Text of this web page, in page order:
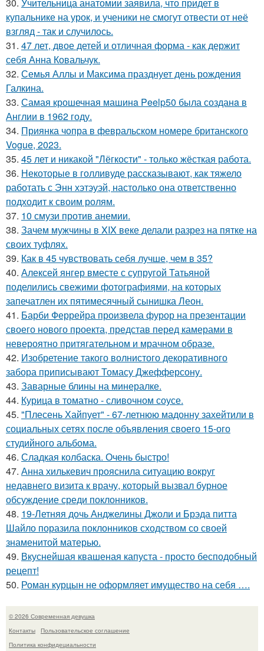
купальнике на урок, и ученики не смогут отвести от неё
взгляд - так и случилось.
31. 47 лет, двое детей и отличная форма - как держит
себя Анна Ковальчук.
32. Семья Аллы и Максима празднует день рождения
Галкина.
33. Самая крошечная машинa Peelp50 была созданa в
Англии в 1962 году.
34. Приянка чопра в февральском номере британского
Vogue, 2023.
35. 45 лет и никакой "Лёгкости" - только жёсткая работа.
36. Некоторые в голливуде рассказывают, как тяжело
работать с Энн хэтэуэй, настолько она ответственно
подходит к своим ролям.
37. 10 смузи против анемии.
38. Зачем мужчины в XIX веке делали разрез на пятке на
своих туфлях.
39. Как в 45 чувствовать себя лучше, чем в 35?
40. Алексей янгер вместе с супругой Татьяной
поделились свежими фотографиями, на которых
запечатлен их пятимесячный сынишка Леон.
41. Барби Феррейра произвела фурор на презентации
своего нового проекта, представ перед камерами в
невероятно притягательном и мрачном образе.
42. Изобретение такого волнистого декоративного
забора приписывают Томасу Джефферсону.
43. Заварные блины на минералке.
44. Курица в томатно - сливочном соусе.
45. "Плесень Хайпует" - 67-летнюю мадонну захейтили в
социальных сетях после объявления своего 15-ого
студийного альбома.
46. Сладкая колбаска. Очень быстро!
47. Анна хилькевич прояснила ситуацию вокруг
недавнего визита к врачу, который вызвал бурное
обсуждение среди поклонников.
48. 19-Летняя дочь Анджелины Джоли и Брэда питта
Шайло поразила поклонников сходством со своей
знаменитой матерью.
49. Вкуснейшая квашеная капуста - просто бесподобный
рецепт!
50. Роман курцын не оформляет имущество на себя ….
© 2026 Современная девушка
Контакты
Пользовательское соглашение
Политика конфидециальности